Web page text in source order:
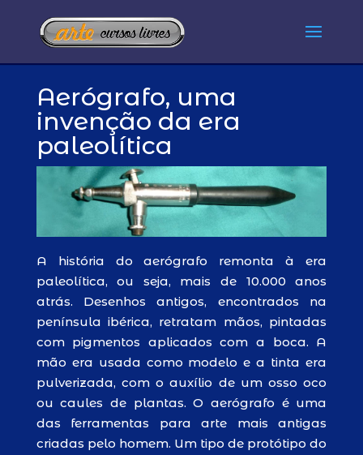
Aerógrafo, uma
invenção da era
paleolítica
A história do aerógrafo remonta à era
paleolítica, ou seja, mais de 10.000 anos
atrás. Desenhos antigos, encontrados na
península ibérica, retratam mãos, pintadas
com pigmentos aplicados com a boca. A
mão era usada como modelo e a tinta era
pulverizada, com o auxílio de um osso oco
ou caules de plantas. O aerógrafo é uma
das ferramentas para arte mais antigas
criadas pelo homem. Um tipo de protótipo do